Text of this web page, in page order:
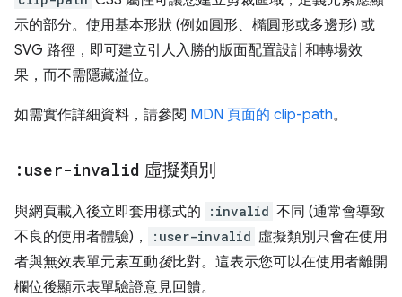
示的部分。使用基本形狀 (例如圓形、橢圓形或多邊形) 或
SVG 路徑，即可建立引人入勝的版面配置設計和轉場效
果，而不需隱藏溢位。
如需實作詳細資料，請參閱 MDN 頁面的 clip-path。
:user-invalid 虛擬類別
與網頁載入後立即套用樣式的 :invalid 不同 (通常會導致
不良的使用者體驗)，
:user-invalid 虛擬類別只會在使用
者與無效表單元素互動後比對。這表示您可以在使用者離開
欄位後顯示表單驗證意見回饋。